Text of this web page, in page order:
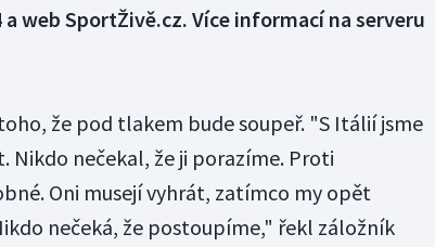
web SportŽivě.cz. Více informací na serveru
že pod tlakem bude soupeř. "S Itálií jsme
nečekal, že ji porazíme. Proti
Oni musejí vyhrát, zatímco my opět
nečeká, že postoupíme," řekl záložník